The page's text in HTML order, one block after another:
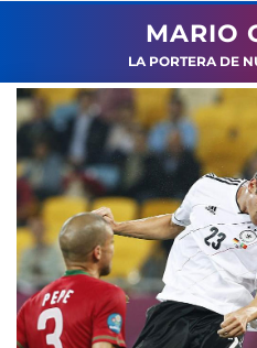
MARIO
LA PORTERA DE